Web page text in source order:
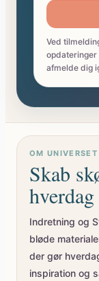
Ved
opdateringer
afmelde dig
OM UNIVERSET
Skab
hverdag
Indretning og
bløde
der gør
inspiration og